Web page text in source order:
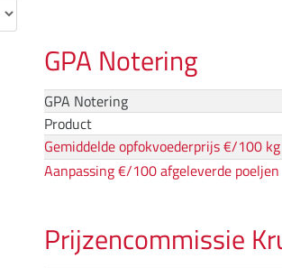
GPA Notering
GPA Notering
Product
Gemiddelde opfokvoederprijs €/100 kg
Aanpassing €/100 afgeleverde poeljen
Prijzencommissie